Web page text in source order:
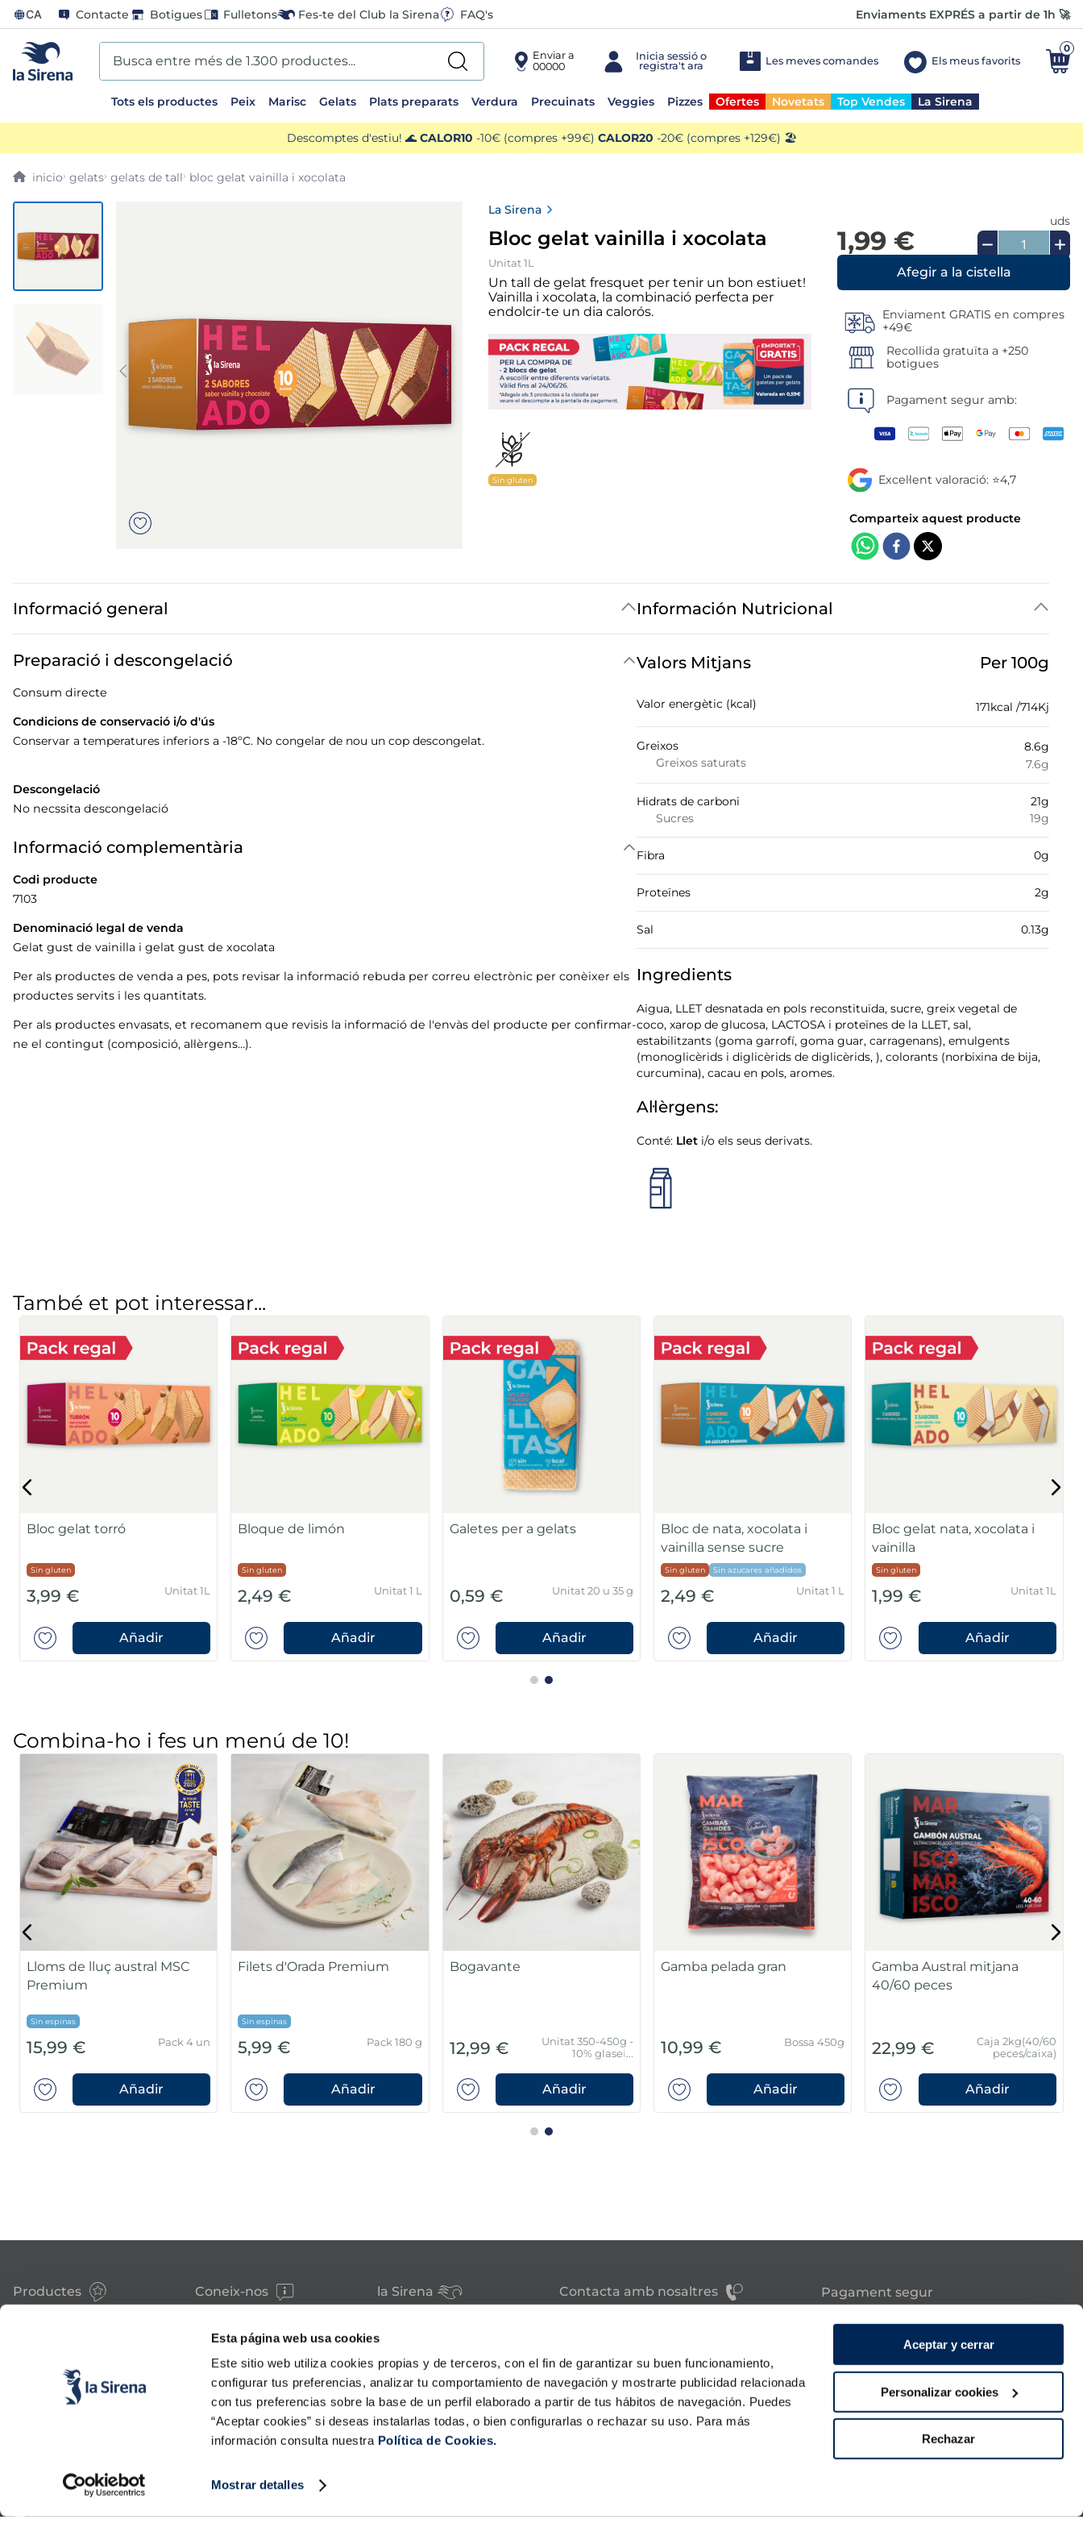
Esta página web usa cookies
Este sitio web utiliza cookies propias y de terceros, con el fin de garantizar su buen funcionamiento,
configurar tus preferencias, analizar tu comportamiento de navegación y mostrarte publicidad relacionada
con tus preferencias sobre la base de un perfil elaborado a partir de tus hábitos de navegación. Puedes
“Aceptar cookies” si deseas instalarlas todas, o bien configurarlas o rechazar su uso. Para más
información consulta nuestra Política de Cookies.
Mostrar detalles
Aceptar y cerrar
Personalizar cookies
Rechazar
CA Contacte Botigues Fulletons Fes-te del Club la Sirena FAQ's Enviaments EXPRÉS a partir de 1h 🚀
Busca entre més de 1.300 productes...
Enviar a
00000
Les meves comandes Els meus favorits
0
Tots els productes Peix Marisc Gelats Plats preparats Verdura Precuinats Veggies Pizzes Ofertes Novetats Top Vendes La Sirena
Descomptes d'estiu! 🌊 CALOR10 -10€ (compres +99€) CALOR20 -20€ (compres +129€) 🏖️
gelats gelats de tall bloc gelat vainilla i xocolata
La Sirena
Bloc gelat vainilla i xocolata
Unitat 1L
Un tall de gelat fresquet per tenir un bon estiuet!
Vainilla i xocolata, la combinació perfecta per
endolcir-te un dia calorós.
Sin gluten
1,99 €
uds
Enviament GRATIS en compres
+49€
Recollida gratuïta a +250
botigues
Pagament segur amb:
Excel·lent valoració: ⭐4,7
Informació general
Preparació i descongelació
Consum directe
Condicions de conservació i/o d'ús
Conservar a temperatures inferiors a -18ºC. No congelar de nou un cop descongelat.
Descongelació
No necssita descongelació
Informació complementària
Codi producte
7103
Denominació legal de venda
Gelat gust de vainilla i gelat gust de xocolata
Per als productes de venda a pes, pots revisar la informació rebuda per correu electrònic per conèixer els
productes servits i les quantitats.
Per als productes envasats, et recomanem que revisis la informació de l'envàs del producte per confirmar-
ne el contingut (composició, al·lèrgens…).
Información Nutricional
Valors Mitjans Per 100g
Valor energètic (kcal) 171kcal /714Kj
Greixos
Greixos saturats
8.6g
7.6g
Hidrats de carboni
Sucres
21g
19g
Fibra 0g
Proteïnes 2g
Sal 0.13g
Ingredients
Aigua, LLET desnatada en pols reconstituïda, sucre, greix vegetal de
coco, xarop de glucosa, LACTOSA i proteïnes de la LLET, sal,
estabilitzants (goma garrofí, goma guar, carragenans), emulgents
(monoglicèrids i diglicèrids de diglicèrids, ), colorants (norbixina de bija,
curcumina), cacau en pols, aromes.
Al·lèrgens:
Conté: Llet i/o els seus derivats.
També et pot interessar...
Bloc gelat torró
Sin gluten
3,99 € Unitat 1L
Añadir
Bloque de limón
Sin gluten
2,49 € Unitat 1 L
Añadir
Galetes per a gelats
0,59 € Unitat 20 u 35 g
Añadir
Bloc de nata, xocolata i
vainilla sense sucre
Sin gluten Sin azucares añadidos
2,49 € Unitat 1 L
Añadir
Bloc gelat nata, xocolata i
vainilla
Sin gluten
1,99 € Unitat 1L
Añadir
Combina-ho i fes un menú de 10!
Lloms de lluç austral MSC
Premium
Sin espinas
15,99 € Pack 4 un
Añadir
Filets d'Orada Premium
Sin espinas
5,99 € Pack 180 g
Añadir
Bogavante
12,99 €
Unitat 350-450g -
10% glaseig
Añadir
Gamba pelada gran
10,99 € Bossa 450g
Añadir
Gamba Austral mitjana
40/60 peces
22,99 €
Caja 2kg(40/60
peces/caixa)
Añadir
Productes
Gelats i postres
Coneix-nos
Valors
Premsa
Treballa amb nosaltres
Blog
Esdeveniments
FAQs (preguntes freqüents)
la Sirena
Familia nombrosa
Botigues
Avís legal
Política de privacitat
Condicions de compra
Política de cookies
Promocions - Bases legals
Contacta amb nosaltres
sac@lasirena.es
900 21 06 21
De dilluns a dissabte de 9:00 a 21:00h.
Algunes botigues obertes el diumenge.
Pagament segur
Síguenos
sirena